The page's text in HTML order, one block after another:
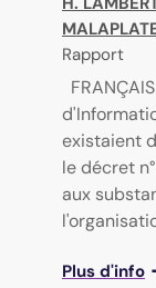
Rapport
existaient
le décret
aux
Plus d'info